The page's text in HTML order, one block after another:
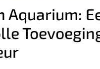
Aquarium: